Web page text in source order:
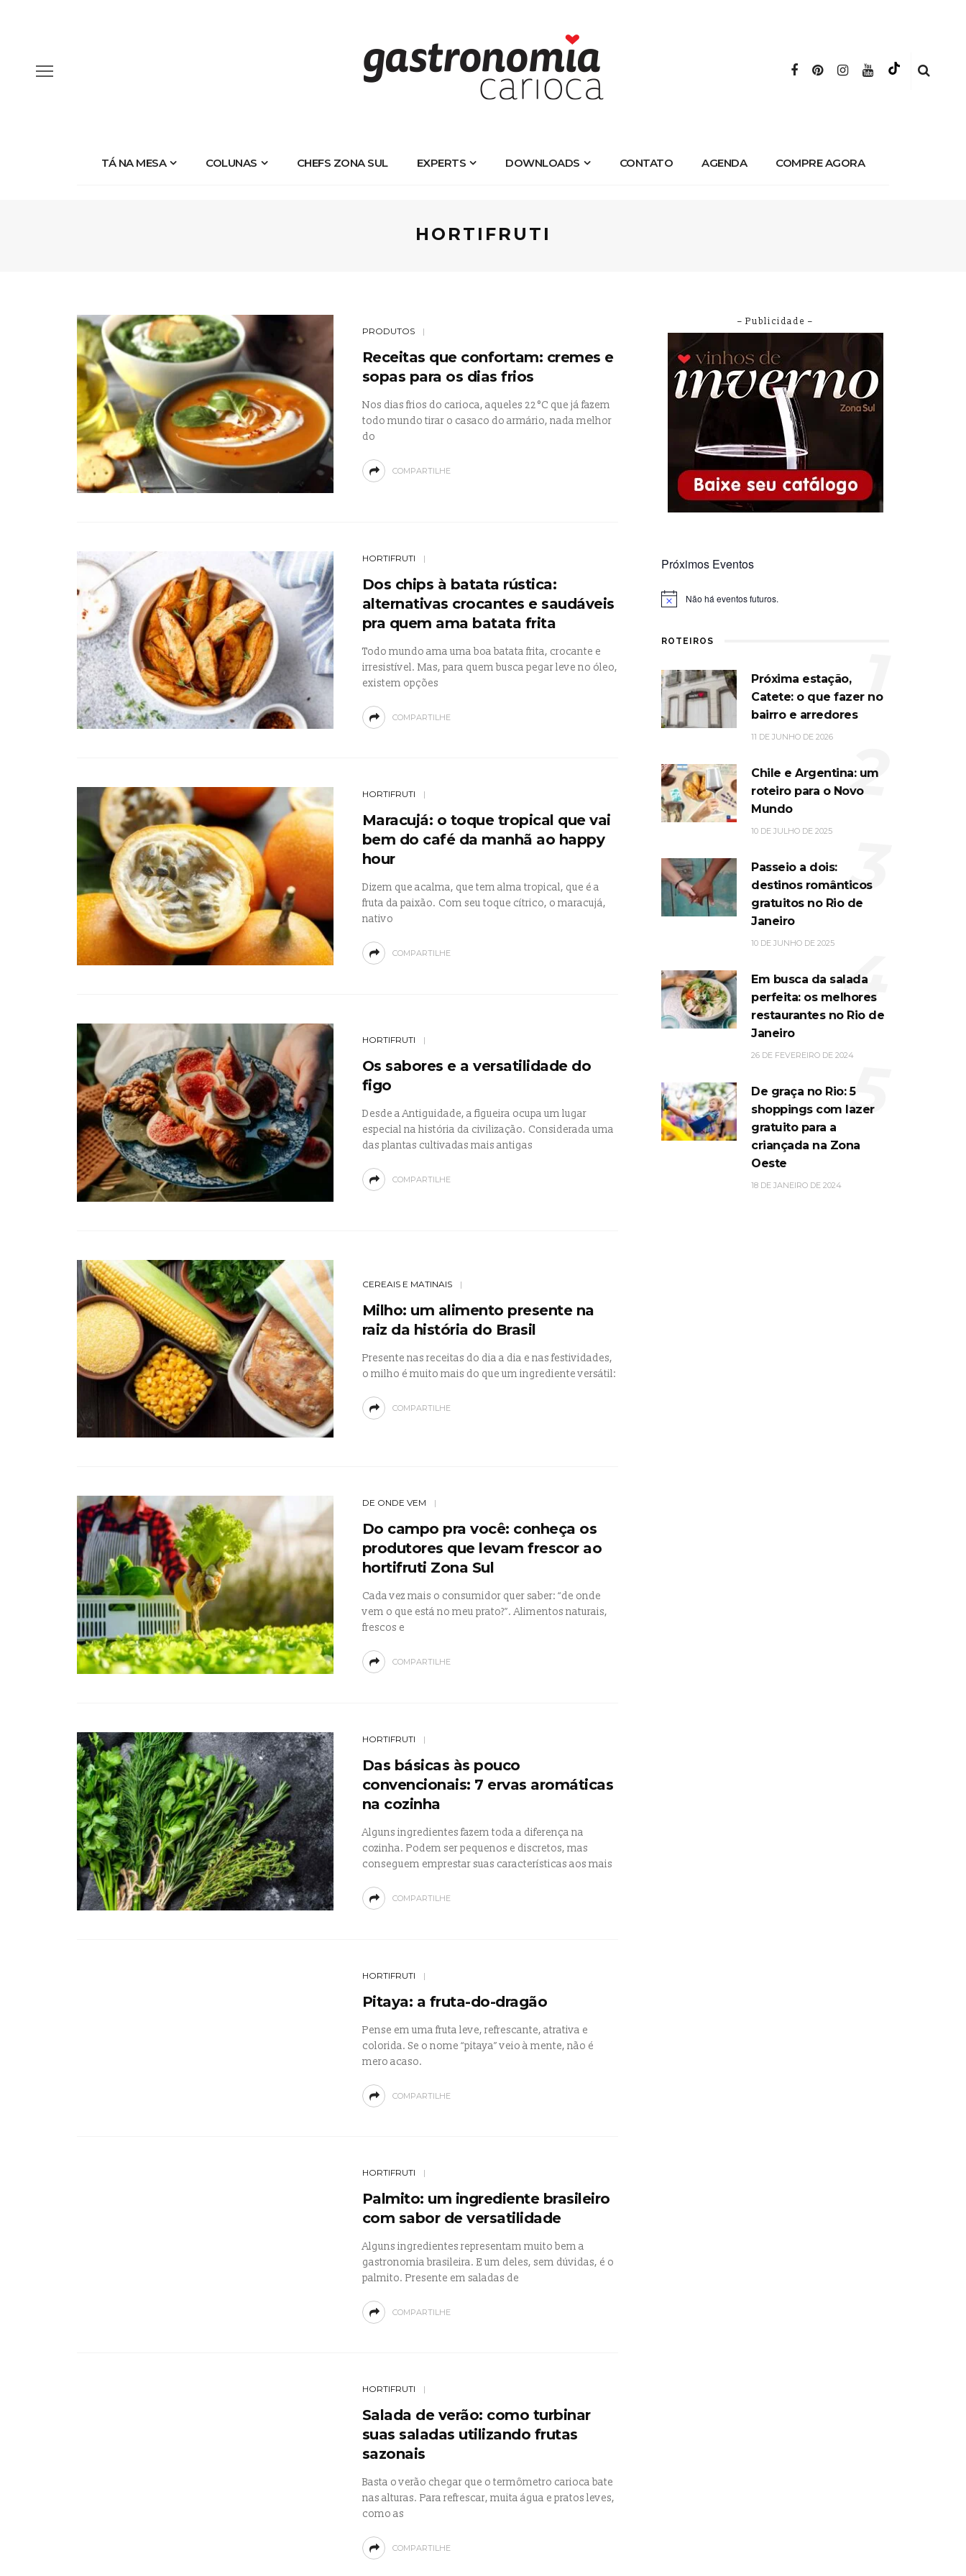
TÁ NA MESA COLUNAS CHEFS ZONA SUL EXPERTS DOWNLOADS CONTATO AGENDA COMPRE AGORA
HORTIFRUTI
PRODUTOS
Receitas que confortam: cremes e
sopas para os dias frios
Nos dias frios do carioca, aqueles 22 °C que já fazem
todo mundo tirar o casaco do armário, nada melhor
do
COMPARTILHE
HORTIFRUTI
Dos chips à batata rústica:
alternativas crocantes e saudáveis
pra quem ama batata frita
Todo mundo ama uma boa batata frita, crocante e
irresistível. Mas, para quem busca pegar leve no óleo,
existem opções
COMPARTILHE
HORTIFRUTI
Maracujá: o toque tropical que vai
bem do café da manhã ao happy
hour
Dizem que acalma, que tem alma tropical, que é a
fruta da paixão. Com seu toque cítrico, o maracujá,
nativo
COMPARTILHE
HORTIFRUTI
Os sabores e a versatilidade do
figo
Desde a Antiguidade, a figueira ocupa um lugar
especial na história da civilização. Considerada uma
das plantas cultivadas mais antigas
COMPARTILHE
CEREAIS E MATINAIS
Milho: um alimento presente na
raiz da história do Brasil
Presente nas receitas do dia a dia e nas festividades,
o milho é muito mais do que um ingrediente versátil:
COMPARTILHE
DE ONDE VEM
Do campo pra você: conheça os
produtores que levam frescor ao
hortifruti Zona Sul
Cada vez mais o consumidor quer saber: “de onde
vem o que está no meu prato?”. Alimentos naturais,
frescos e
COMPARTILHE
HORTIFRUTI
Das básicas às pouco
convencionais: 7 ervas aromáticas
na cozinha
Alguns ingredientes fazem toda a diferença na
cozinha. Podem ser pequenos e discretos, mas
conseguem emprestar suas características aos mais
COMPARTILHE
HORTIFRUTI
Pitaya: a fruta-do-dragão
Pense em uma fruta leve, refrescante, atrativa e
colorida. Se o nome “pitaya” veio à mente, não é
mero acaso.
COMPARTILHE
HORTIFRUTI
Palmito: um ingrediente brasileiro
com sabor de versatilidade
Alguns ingredientes representam muito bem a
gastronomia brasileira. E um deles, sem dúvidas, é o
palmito. Presente em saladas de
COMPARTILHE
HORTIFRUTI
Salada de verão: como turbinar
suas saladas utilizando frutas
sazonais
Basta o verão chegar que o termômetro carioca bate
nas alturas. Para refrescar, muita água e pratos leves,
como as
COMPARTILHE
– Publicidade –
Próximos Eventos
Notice Não há eventos futuros.
ROTEIROS
Próxima estação,
Catete: o que fazer no
bairro e arredores
11 DE JUNHO DE 2026
1
Chile e Argentina: um
roteiro para o Novo
Mundo
10 DE JULHO DE 2025
2
Passeio a dois:
destinos românticos
gratuitos no Rio de
Janeiro
10 DE JUNHO DE 2025
3
Em busca da salada
perfeita: os melhores
restaurantes no Rio de
Janeiro
26 DE FEVEREIRO DE 2024
4
De graça no Rio: 5
shoppings com lazer
gratuito para a
criançada na Zona
Oeste
18 DE JANEIRO DE 2024
5